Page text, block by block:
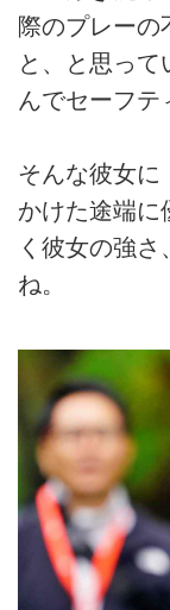
際のプレーの
と、と思っ
んでセーフ
そんな彼女に
かけた途端に
く彼女の強
ね。